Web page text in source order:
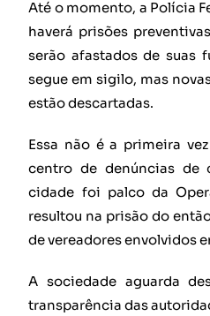
Até o momento, a Polícia
haverá prisões
serão afastados de suas
segue em sigilo, mas
estão descartadas.
Essa não é a primeira
centro de denúncias de
cidade foi palco da
resultou na prisão do
de vereadores envolvidos
A sociedade aguarda
transparência das